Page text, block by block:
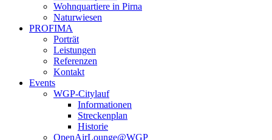
Wohnquartiere in Pirna
Naturwiesen
PROFIMA
Porträt
Leistungen
Referenzen
Kontakt
Events
WGP-Citylauf
Informationen
Streckenplan
Historie
OpenAirLounge@WGP